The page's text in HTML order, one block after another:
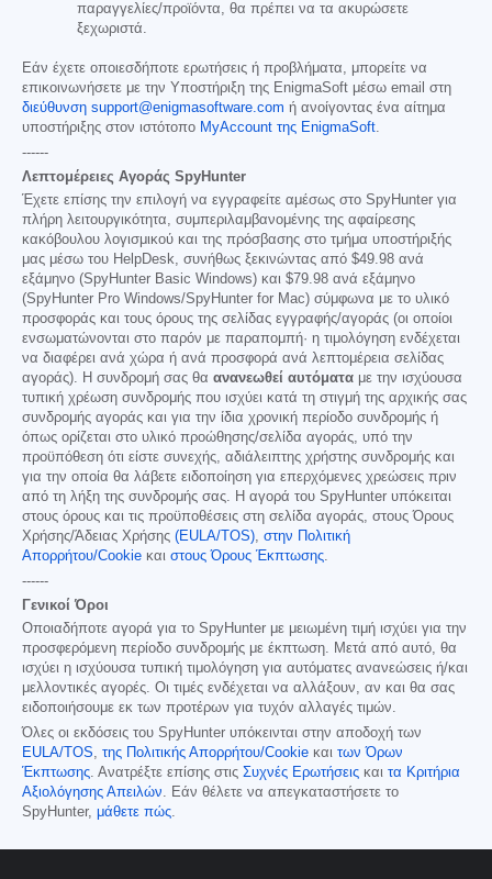
παραγγελίες/προϊόντα, θα πρέπει να τα ακυρώσετε
ξεχωριστά.
Εάν έχετε οποιεσδήποτε ερωτήσεις ή προβλήματα, μπορείτε να
επικοινωνήσετε με την Υποστήριξη της EnigmaSoft μέσω email στη
διεύθυνση support@enigmasoftware.com ή ανοίγοντας ένα αίτημα
υποστήριξης στον ιστότοπο MyAccount της EnigmaSoft.
------
Λεπτομέρειες Αγοράς SpyHunter
Έχετε επίσης την επιλογή να εγγραφείτε αμέσως στο SpyHunter για
πλήρη λειτουργικότητα, συμπεριλαμβανομένης της αφαίρεσης
κακόβουλου λογισμικού και της πρόσβασης στο τμήμα υποστήριξής
μας μέσω του HelpDesk, συνήθως ξεκινώντας από $49.98 ανά
εξάμηνο (SpyHunter Basic Windows) και $79.98 ανά εξάμηνο
(SpyHunter Pro Windows/SpyHunter for Mac) σύμφωνα με το υλικό
προσφοράς και τους όρους της σελίδας εγγραφής/αγοράς (οι οποίοι
ενσωματώνονται στο παρόν με παραπομπή· η τιμολόγηση ενδέχεται
να διαφέρει ανά χώρα ή ανά προσφορά ανά λεπτομέρεια σελίδας
αγοράς). Η συνδρομή σας θα ανανεωθεί αυτόματα με την ισχύουσα
τυπική χρέωση συνδρομής που ισχύει κατά τη στιγμή της αρχικής σας
συνδρομής αγοράς και για την ίδια χρονική περίοδο συνδρομής ή
όπως ορίζεται στο υλικό προώθησης/σελίδα αγοράς, υπό την
προϋπόθεση ότι είστε συνεχής, αδιάλειπτης χρήστης συνδρομής και
για την οποία θα λάβετε ειδοποίηση για επερχόμενες χρεώσεις πριν
από τη λήξη της συνδρομής σας. Η αγορά του SpyHunter υπόκειται
στους όρους και τις προϋποθέσεις στη σελίδα αγοράς, στους Όρους
Χρήσης/Άδειας Χρήσης (EULA/TOS), στην Πολιτική
Απορρήτου/Cookie και στους Όρους Έκπτωσης.
------
Γενικοί Όροι
Οποιαδήποτε αγορά για το SpyHunter με μειωμένη τιμή ισχύει για την
προσφερόμενη περίοδο συνδρομής με έκπτωση. Μετά από αυτό, θα
ισχύει η ισχύουσα τυπική τιμολόγηση για αυτόματες ανανεώσεις ή/και
μελλοντικές αγορές. Οι τιμές ενδέχεται να αλλάξουν, αν και θα σας
ειδοποιήσουμε εκ των προτέρων για τυχόν αλλαγές τιμών.
Όλες οι εκδόσεις του SpyHunter υπόκεινται στην αποδοχή των
EULA/TOS, της Πολιτικής Απορρήτου/Cookie και των Όρων
Έκπτωσης. Ανατρέξτε επίσης στις Συχνές Ερωτήσεις και τα Κριτήρια
Αξιολόγησης Απειλών. Εάν θέλετε να απεγκαταστήσετε το
SpyHunter, μάθετε πώς.